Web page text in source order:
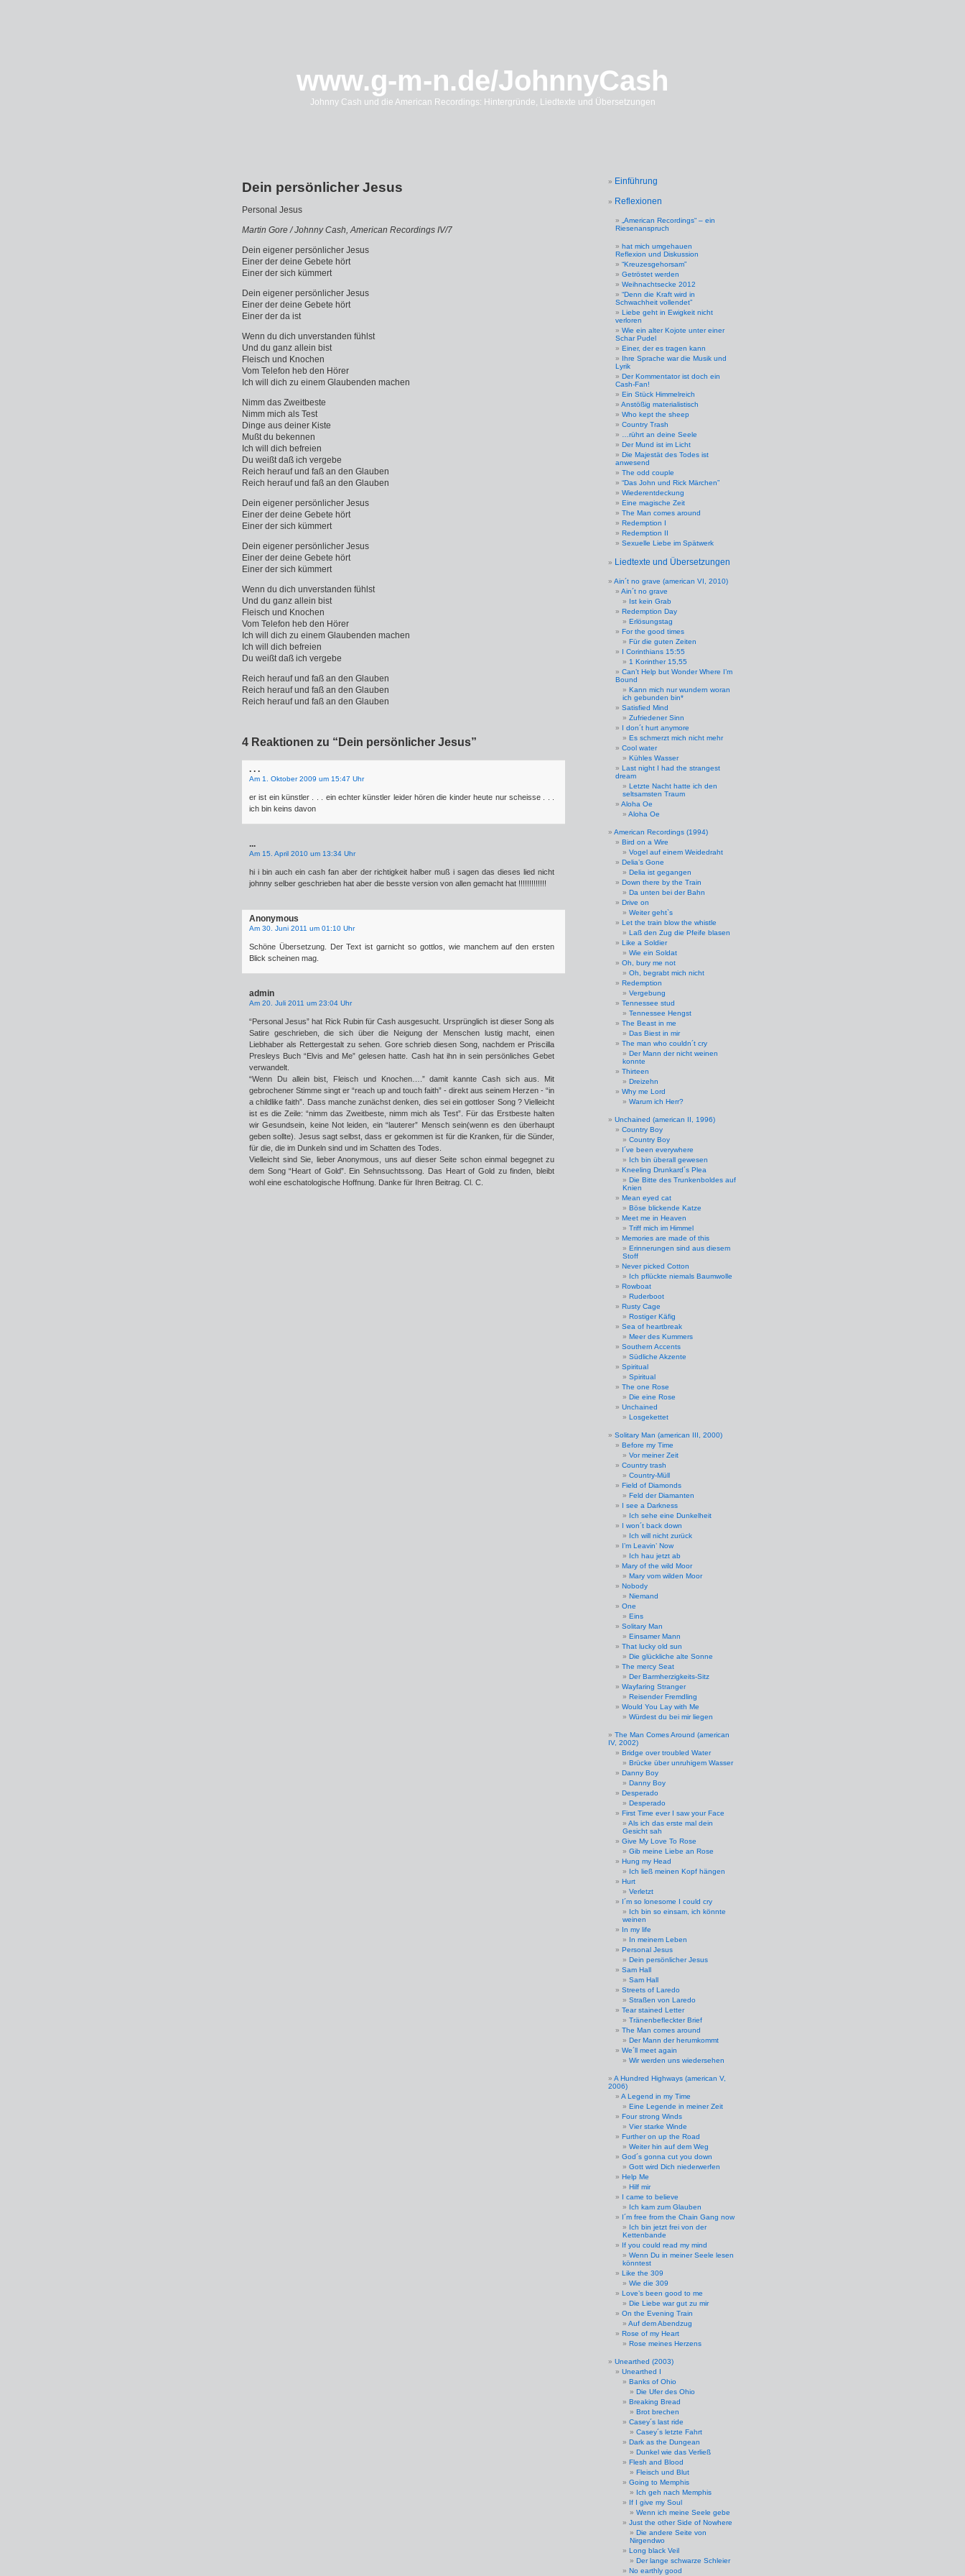
www.g-m-n.de/JohnnyCash
Johnny Cash und die American Recordings: Hintergründe, Liedtexte und Übersetzungen
Dein persönlicher Jesus
Personal Jesus
Martin Gore / Johnny Cash, American Recordings IV/7
Dein eigener persönlicher Jesus
Einer der deine Gebete hört
Einer der sich kümmert
Dein eigener persönlicher Jesus
Einer der deine Gebete hört
Einer der da ist
Wenn du dich unverstanden fühlst
Und du ganz allein bist
Fleisch und Knochen
Vom Telefon heb den Hörer
Ich will dich zu einem Glaubenden machen
Nimm das Zweitbeste
Nimm mich als Test
Dinge aus deiner Kiste
Mußt du bekennen
Ich will dich befreien
Du weißt daß ich vergebe
Reich herauf und faß an den Glauben
Reich herauf und faß an den Glauben
Dein eigener persönlicher Jesus
Einer der deine Gebete hört
Einer der sich kümmert
Dein eigener persönlicher Jesus
Einer der deine Gebete hört
Einer der sich kümmert
Wenn du dich unverstanden fühlst
Und du ganz allein bist
Fleisch und Knochen
Vom Telefon heb den Hörer
Ich will dich zu einem Glaubenden machen
Ich will dich befreien
Du weißt daß ich vergebe
Reich herauf und faß an den Glauben
Reich herauf und faß an den Glauben
Reich herauf und faß an den Glauben
4 Reaktionen zu “Dein persönlicher Jesus”
. . .
Am 1. Oktober 2009 um 15:47 Uhr
er ist ein künstler . . . ein echter künstler leider hören die kinder heute nur scheisse . . .
ich bin keins davon
...
Am 15. April 2010 um 13:34 Uhr
hi i bin auch ein cash fan aber der richtigkeit halber muß i sagen das dieses lied nicht
johnny selber geschrieben hat aber die besste version von allen gemacht hat !!!!!!!!!!!!!
Anonymous
Am 30. Juni 2011 um 01:10 Uhr
Schöne Übersetzung. Der Text ist garnicht so gottlos, wie manchem auf den ersten
Blick scheinen mag.
admin
Am 20. Juli 2011 um 23:04 Uhr
“Personal Jesus” hat Rick Rubin für Cash ausgesucht. Ursprünglich ist dieser Song als
Satire geschrieben, die sich über die Neigung der Menschen lustig macht, einen
Liebhaber als Rettergestalt zu sehen. Gore schrieb diesen Song, nachdem er Priscilla
Presleys Buch “Elvis and Me” gelesen hatte. Cash hat ihn in sein persönliches Gebet
verwandelt.
“Wenn Du allein bist, Fleisch und Knochen….” damit kannte Cash sich aus. Mit
gebrochener Stimme singt er “reach up and touch faith” - direkt aus seinem Herzen - “in
a childlike faith”. Dass manche zunächst denken, dies sei ein gottloser Song ? Vielleicht
ist es die Zeile: “nimm das Zweitbeste, nimm mich als Test”. Für das Erstbeste halten
wir Gesundsein, keine Not leiden, ein “lauterer” Mensch sein(wenn es den überhaupt
geben sollte). Jesus sagt selbst, dass er gekommen ist für die Kranken, für die Sünder,
für die, die im Dunkeln sind und im Schatten des Todes.
Vielleicht sind Sie, lieber Anonymous, uns auf dieser Seite schon einmal begegnet zu
dem Song “Heart of Gold”. Ein Sehnsuchtssong. Das Heart of Gold zu finden, bleibt
wohl eine eschatologische Hoffnung. Danke für Ihren Beitrag. Cl. C.
Einführung
Reflexionen
„American Recordings“ – ein
Riesenanspruch
hat mich umgehauen
Reflexion und Diskussion
“Kreuzesgehorsam”
Getröstet werden
Weihnachtsecke 2012
“Denn die Kraft wird in
Schwachheit vollendet”
Liebe geht in Ewigkeit nicht
verloren
Wie ein alter Kojote unter einer
Schar Pudel
Einer, der es tragen kann
Ihre Sprache war die Musik und
Lyrik
Der Kommentator ist doch ein
Cash-Fan!
Ein Stück Himmelreich
Anstößig materialistisch
Who kept the sheep
Country Trash
…rührt an deine Seele
Der Mund ist im Licht
Die Majestät des Todes ist
anwesend
The odd couple
“Das John und Rick Märchen”
Wiederentdeckung
Eine magische Zeit
The Man comes around
Redemption I
Redemption II
Sexuelle Liebe im Spätwerk
Liedtexte und Übersetzungen
Ain´t no grave (american VI, 2010)
Ain´t no grave
Ist kein Grab
Redemption Day
Erlösungstag
For the good times
Für die guten Zeiten
I Corinthians 15:55
1 Korinther 15,55
Can’t Help but Wonder Where I’m
Bound
Kann mich nur wundern woran
ich gebunden bin*
Satisfied Mind
Zufriedener Sinn
I don´t hurt anymore
Es schmerzt mich nicht mehr
Cool water
Kühles Wasser
Last night I had the strangest
dream
Letzte Nacht hatte ich den
seltsamsten Traum
Aloha Oe
Aloha Oe
American Recordings (1994)
Bird on a Wire
Vogel auf einem Weidedraht
Delia’s Gone
Delia ist gegangen
Down there by the Train
Da unten bei der Bahn
Drive on
Weiter geht`s
Let the train blow the whistle
Laß den Zug die Pfeife blasen
Like a Soldier
Wie ein Soldat
Oh, bury me not
Oh, begrabt mich nicht
Redemption
Vergebung
Tennessee stud
Tennessee Hengst
The Beast in me
Das Biest in mir
The man who couldn´t cry
Der Mann der nicht weinen
konnte
Thirteen
Dreizehn
Why me Lord
Warum ich Herr?
Unchained (american II, 1996)
Country Boy
Country Boy
I´ve been everywhere
Ich bin überall gewesen
Kneeling Drunkard´s Plea
Die Bitte des Trunkenboldes auf
Knien
Mean eyed cat
Böse blickende Katze
Meet me in Heaven
Triff mich im Himmel
Memories are made of this
Erinnerungen sind aus diesem
Stoff
Never picked Cotton
Ich pflückte niemals Baumwolle
Rowboat
Ruderboot
Rusty Cage
Rostiger Käfig
Sea of heartbreak
Meer des Kummers
Southern Accents
Südliche Akzente
Spiritual
Spiritual
The one Rose
Die eine Rose
Unchained
Losgekettet
Solitary Man (american III, 2000)
Before my Time
Vor meiner Zeit
Country trash
Country-Müll
Field of Diamonds
Feld der Diamanten
I see a Darkness
Ich sehe eine Dunkelheit
I won´t back down
Ich will nicht zurück
I’m Leavin’ Now
Ich hau jetzt ab
Mary of the wild Moor
Mary vom wilden Moor
Nobody
Niemand
One
Eins
Solitary Man
Einsamer Mann
That lucky old sun
Die glückliche alte Sonne
The mercy Seat
Der Barmherzigkeits-Sitz
Wayfaring Stranger
Reisender Fremdling
Would You Lay with Me
Würdest du bei mir liegen
The Man Comes Around (american
IV, 2002)
Bridge over troubled Water
Brücke über unruhigem Wasser
Danny Boy
Danny Boy
Desperado
Desperado
First Time ever I saw your Face
Als ich das erste mal dein
Gesicht sah
Give My Love To Rose
Gib meine Liebe an Rose
Hung my Head
Ich ließ meinen Kopf hängen
Hurt
Verletzt
I´m so lonesome I could cry
Ich bin so einsam, ich könnte
weinen
In my life
In meinem Leben
Personal Jesus
Dein persönlicher Jesus
Sam Hall
Sam Hall
Streets of Laredo
Straßen von Laredo
Tear stained Letter
Tränenbefleckter Brief
The Man comes around
Der Mann der herumkommt
We´ll meet again
Wir werden uns wiedersehen
A Hundred Highways (american V,
2006)
A Legend in my Time
Eine Legende in meiner Zeit
Four strong Winds
Vier starke Winde
Further on up the Road
Weiter hin auf dem Weg
God´s gonna cut you down
Gott wird Dich niederwerfen
Help Me
Hilf mir
I came to believe
Ich kam zum Glauben
I´m free from the Chain Gang now
Ich bin jetzt frei von der
Kettenbande
If you could read my mind
Wenn Du in meiner Seele lesen
könntest
Like the 309
Wie die 309
Love’s been good to me
Die Liebe war gut zu mir
On the Evening Train
Auf dem Abendzug
Rose of my Heart
Rose meines Herzens
Unearthed (2003)
Unearthed I
Banks of Ohio
Die Ufer des Ohio
Breaking Bread
Brot brechen
Casey´s last ride
Casey´s letzte Fahrt
Dark as the Dungean
Dunkel wie das Verließ
Flesh and Blood
Fleisch und Blut
Going to Memphis
Ich geh nach Memphis
If I give my Soul
Wenn ich meine Seele gebe
Just the other Side of Nowhere
Die andere Seite von
Nirgendwo
Long black Veil
Der lange schwarze Schleier
No earthly good